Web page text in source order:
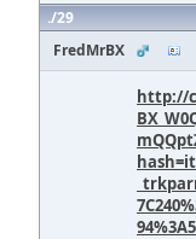
29
FredMrBX
http://